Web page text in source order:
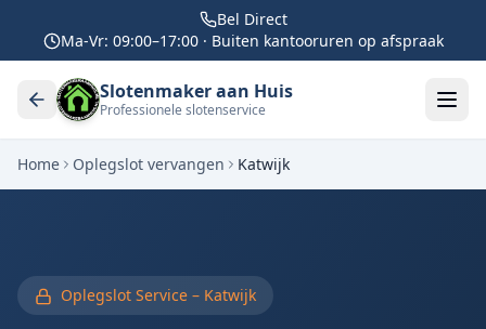
Bel Direct
Ma-Vr: 09:00–17:00 · Buiten kantooruren op afspraak
Slotenmaker aan Huis
Professionele slotenservice
Home Oplegslot vervangen Katwijk
Oplegslot Service – Katwijk